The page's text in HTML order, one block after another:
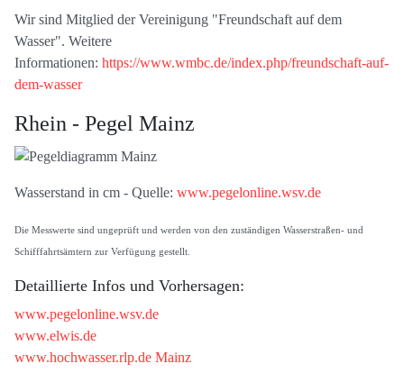
Wir sind Mitglied der Vereinigung "Freundschaft auf dem
Wasser". Weitere
Informationen: https://www.wmbc.de/index.php/freundschaft-auf-
dem-wasser
Rhein - Pegel Mainz
Wasserstand in cm - Quelle: www.pegelonline.wsv.de
Die Messwerte sind ungeprüft und werden von den zuständigen Wasserstraßen- und
Schifffahrtsämtern zur Verfügung gestellt.
Detaillierte Infos und Vorhersagen:
www.pegelonline.wsv.de
www.elwis.de
www.hochwasser.rlp.de Mainz